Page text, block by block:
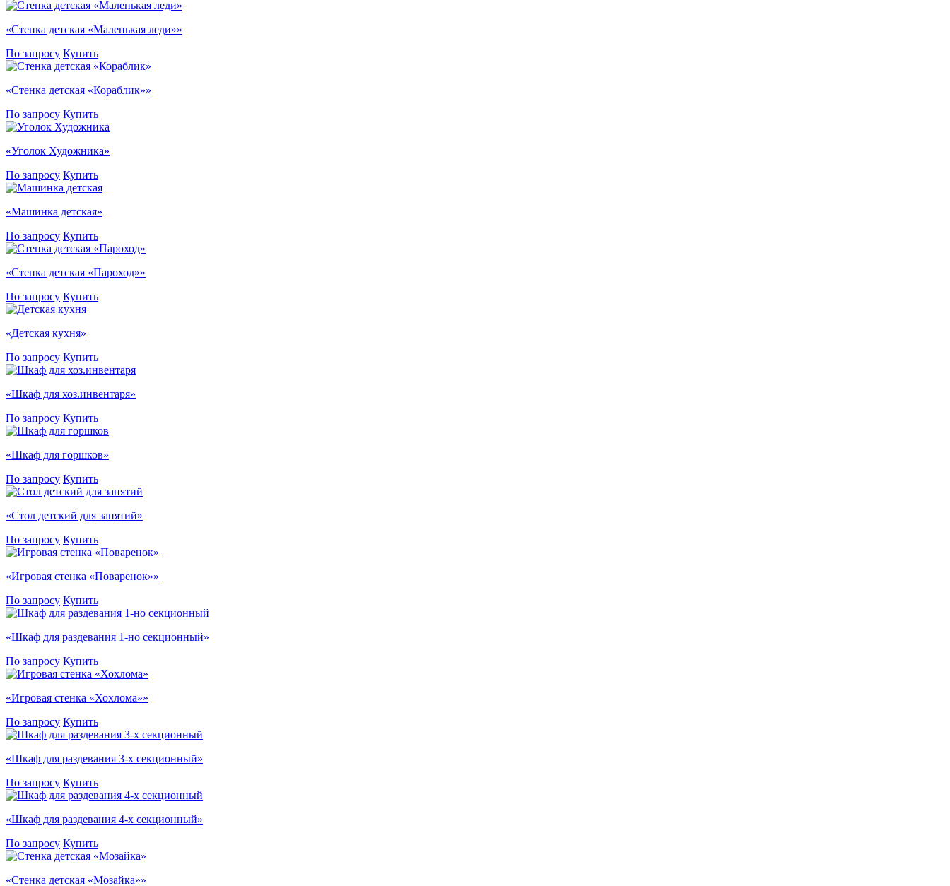
«Стенка детская «Маленькая леди»»
По запросу Купить
«Стенка детская «Кораблик»»
По запросу Купить
«Уголок Художника»
По запросу Купить
«Машинка детская»
По запросу Купить
«Стенка детская «Пароход»»
По запросу Купить
«Детская кухня»
По запросу Купить
«Шкаф для хоз.инвентаря»
По запросу Купить
«Шкаф для горшков»
По запросу Купить
«Стол детский для занятий»
По запросу Купить
«Игровая стенка «Поваренок»»
По запросу Купить
«Шкаф для раздевания 1-но секционный»
По запросу Купить
«Игровая стенка «Хохлома»»
По запросу Купить
«Шкаф для раздевания 3-х секционный»
По запросу Купить
«Шкаф для раздевания 4-х секционный»
По запросу Купить
«Стенка детская «Мозайка»»